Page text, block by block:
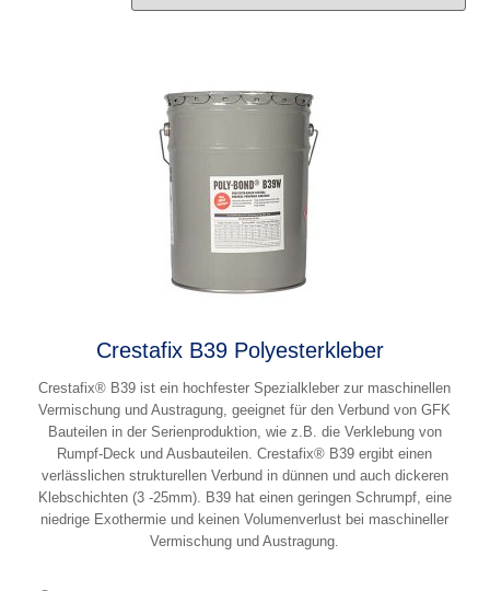
Werkzeug
NEU
Crestafix B39 Polyesterkleber
Crestafix® B39 ist ein hochfester Spezialkleber zur maschinellen
Vermischung und Austragung, geeignet für den Verbund von GFK
Bauteilen in der Serienproduktion, wie z.B. die Verklebung von
Rumpf-Deck und Ausbauteilen. Crestafix® B39 ergibt einen
verlässlichen strukturellen Verbund in dünnen und auch dickeren
Klebschichten (3 -25mm). B39 hat einen geringen Schrumpf, eine
niedrige Exothermie und keinen Volumenverlust bei maschineller
Vermischung und Austragung.